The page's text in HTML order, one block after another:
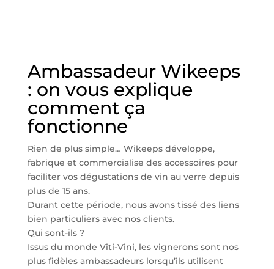
Ambassadeur Wikeeps
: on vous explique
comment ça
fonctionne
Rien de plus simple… Wikeeps développe,
fabrique et commercialise des accessoires pour
faciliter vos dégustations de vin au verre depuis
plus de 15 ans.
Durant cette période, nous avons tissé des liens
bien particuliers avec nos clients.
Qui sont-ils ?
Issus du monde Viti-Vini, les vignerons sont nos
plus fidèles ambassadeurs lorsqu’ils utilisent